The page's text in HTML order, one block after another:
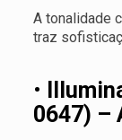
A tonalidade
traz
•
0647) –